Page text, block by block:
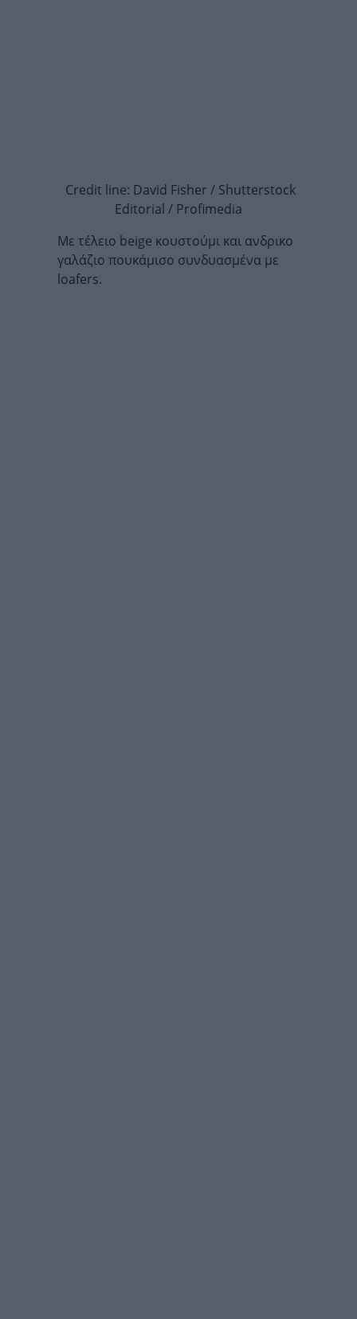
Credit line: David Fisher / Shutterstock
Editorial / Profimedia
Με τέλειο beige κουστούμι και ανδρικο
γαλάζιο πουκάμισο συνδυασμένα με
loafers.